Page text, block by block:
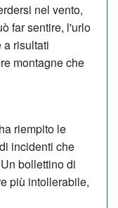
nel vento,
far sentire, l'urlo
a risultati
montagne che
riempito le
incidenti che
bollettino di
più intollerabile,